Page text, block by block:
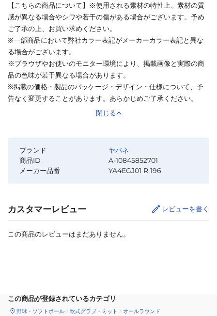
【こちらの商品について】※使用される素材の特性上、素材の質
感が異なる場合やシワや若干の傷がある場合がございます。予め
ご了承の上、お買い求めください。
※一部商品において弊社カラー表記がメーカーカラー表記と異な
る場合がございます。
※ブラウザやお使いのモニター環境により、掲載画像と実際の商
品の色味が若干異なる場合があります。
※掲載の価格・製品のパッケージ・デザイン・仕様について、予
告なく変更することがあります。あらかじめご了承ください。
閉じる
ブランド
ヤバネ
商品ID
A-10845852701
メーカー品番
YA4EGJ01 R 196
カスタマーレビュー レビューを書く
この商品のレビューはまだありません。
この商品が登録されているカテゴリ
野球・ソフトボール 軟式グラブ・ミット オールラウンド